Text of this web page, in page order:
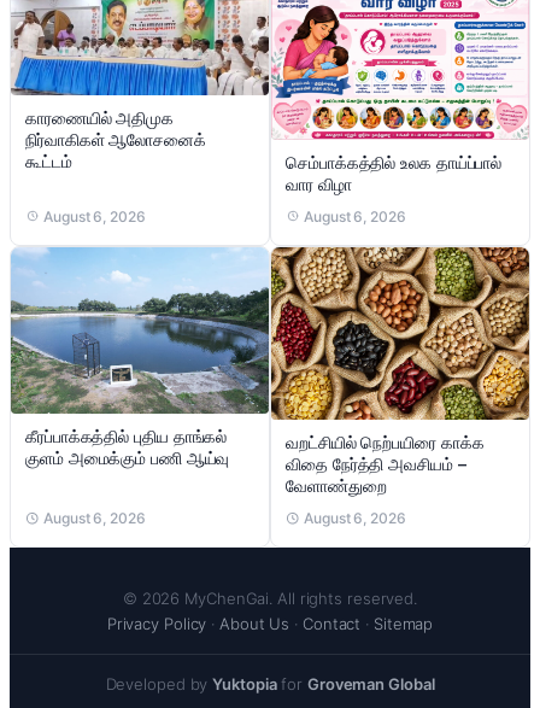
காரணையில் அதிமுக
நிர்வாகிகள் ஆலோசனைக்
கூட்டம்
August 6, 2026
செம்பாக்கத்தில் உலக தாய்ப்பால்
வார விழா
August 6, 2026
கீரப்பாக்கத்தில் புதிய தாங்கல்
குளம் அமைக்கும் பணி ஆய்வு
August 6, 2026
வறட்சியில் நெற்பயிரை காக்க
விதை நேர்த்தி அவசியம் –
வேளாண்துறை
August 6, 2026
© 2026 MyChenGai. All rights reserved.
Privacy Policy · About Us · Contact · Sitemap
Developed byYuktopiafor Groveman Global